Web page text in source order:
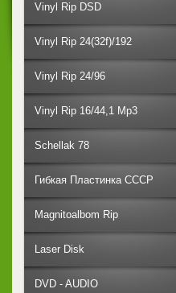
Vinyl Rip DSD
Vinyl Rip 24(32f)/192
Vinyl Rip 24/96
Vinyl Rip 16/44,1 Mp3
Schellak 78
Гибкая Пластинка СССР
Magnitoalbom Rip
Laser Disk
DVD - AUDIO